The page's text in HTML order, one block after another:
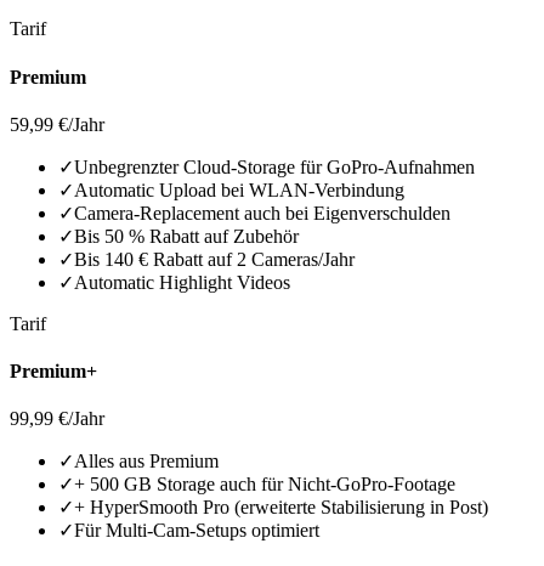
Tarif
Premium
59,99 €/Jahr
✓Unbegrenzter Cloud-Storage für GoPro-Aufnahmen
✓Automatic Upload bei WLAN-Verbindung
✓Camera-Replacement auch bei Eigenverschulden
✓Bis 50 % Rabatt auf Zubehör
✓Bis 140 € Rabatt auf 2 Cameras/Jahr
✓Automatic Highlight Videos
Tarif
Premium+
99,99 €/Jahr
✓Alles aus Premium
✓+ 500 GB Storage auch für Nicht-GoPro-Footage
✓+ HyperSmooth Pro (erweiterte Stabilisierung in Post)
✓Für Multi-Cam-Setups optimiert